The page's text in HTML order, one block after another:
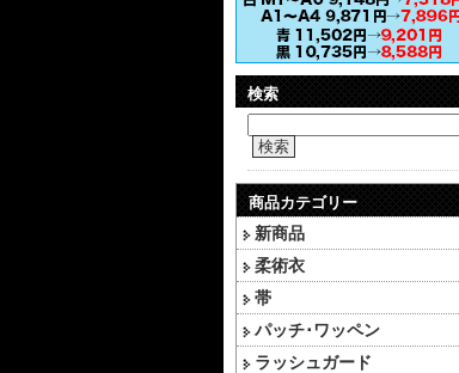
検索
検索
商品カテゴリー
新商品
柔術衣
帯
パッチ･ワッペン
ラッシュガード